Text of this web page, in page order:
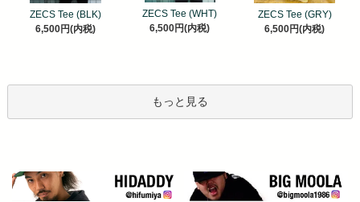
ZECS Tee (BLK)
6,500円(内税)
ZECS Tee (WHT)
6,500円(内税)
ZECS Tee (GRY)
6,500円(内税)
もっと見る